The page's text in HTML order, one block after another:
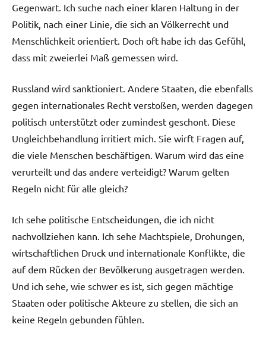
Gegenwart. Ich suche nach einer klaren Haltung in der
Politik, nach einer Linie, die sich an Völkerrecht und
Menschlichkeit orientiert. Doch oft habe ich das Gefühl,
dass mit zweierlei Maß gemessen wird.
Russland wird sanktioniert. Andere Staaten, die ebenfalls
gegen internationales Recht verstoßen, werden dagegen
politisch unterstützt oder zumindest geschont. Diese
Ungleichbehandlung irritiert mich. Sie wirft Fragen auf,
die viele Menschen beschäftigen. Warum wird das eine
verurteilt und das andere verteidigt? Warum gelten
Regeln nicht für alle gleich?
Ich sehe politische Entscheidungen, die ich nicht
nachvollziehen kann. Ich sehe Machtspiele, Drohungen,
wirtschaftlichen Druck und internationale Konflikte, die
auf dem Rücken der Bevölkerung ausgetragen werden.
Und ich sehe, wie schwer es ist, sich gegen mächtige
Staaten oder politische Akteure zu stellen, die sich an
keine Regeln gebunden fühlen.